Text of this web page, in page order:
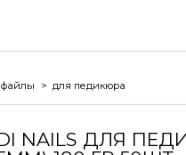
для педикюра
NAILS ДЛЯ